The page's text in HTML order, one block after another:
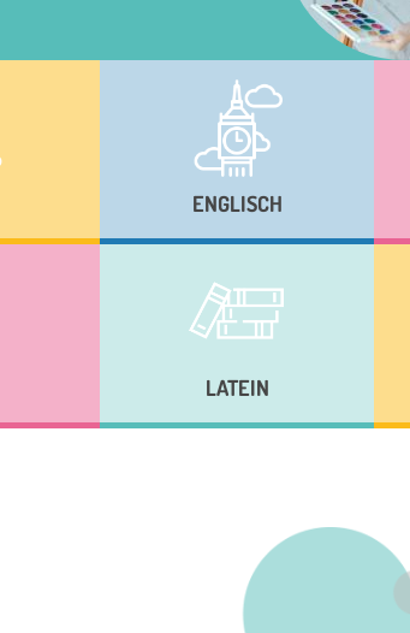
ENGLISCH
LATEIN